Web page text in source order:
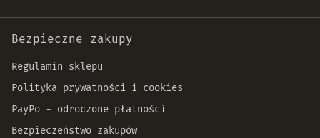
Bezpieczne zakupy
Regulamin sklepu
Polityka prywatności i cookies
PayPo - odroczone płatności
Bezpieczeństwo zakupów